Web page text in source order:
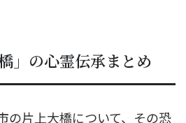
」の心霊伝承まとめ
の片上大橋について、その恐